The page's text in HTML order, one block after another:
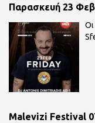
Παρασκευή 23
Malevizi Festival